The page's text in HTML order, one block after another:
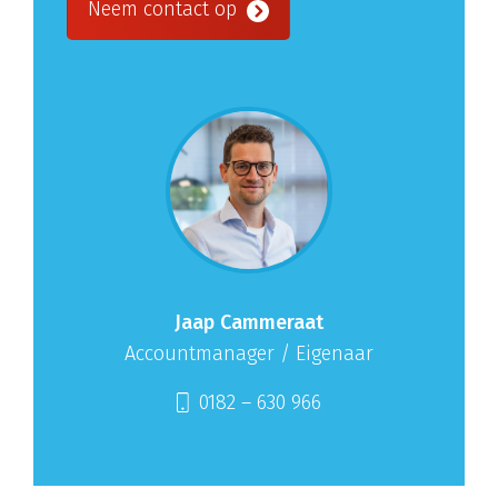
Jaap Cammeraat
Accountmanager / Eigenaar
0182 – 630 966
Neem contact op